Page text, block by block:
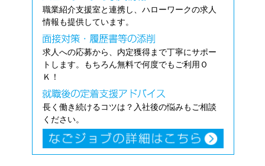
職業紹介支援室と連携し、ハローワークの求人
情報も提供しています。
求人への応募から、内定獲得まで丁寧にサポー
トします。もちろん無料で何度でもご利用Ｏ
Ｋ！
長く働き続けるコツは？入社後の悩みもご相談
ください。